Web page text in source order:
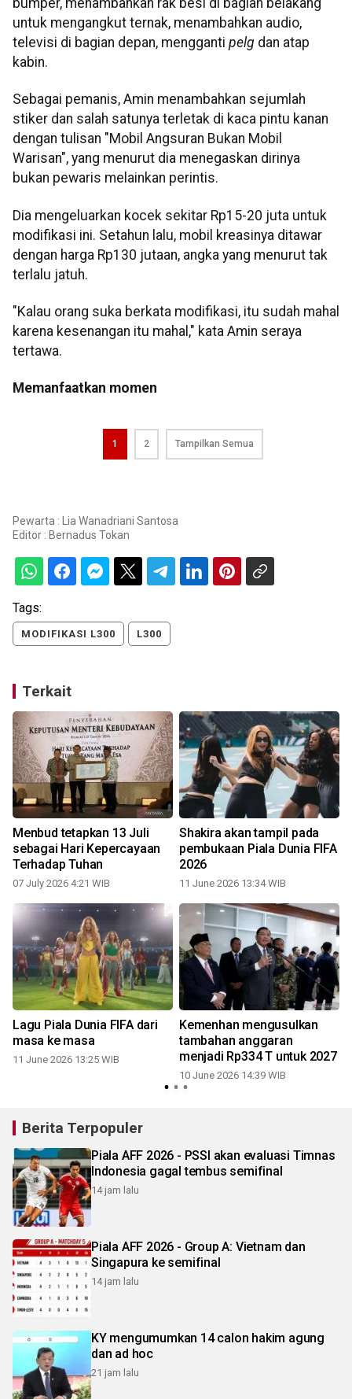
untuk mengangkut ternak, menambahkan audio,
televisi di bagian depan, mengganti pelg dan atap
kabin.
Sebagai pemanis, Amin menambahkan sejumlah
stiker dan salah satunya terletak di kaca pintu kanan
dengan tulisan "Mobil Angsuran Bukan Mobil
Warisan", yang menurut dia menegaskan dirinya
bukan pewaris melainkan perintis.
Dia mengeluarkan kocek sekitar Rp15-20 juta untuk
modifikasi ini. Setahun lalu, mobil kreasinya ditawar
dengan harga Rp130 jutaan, angka yang menurut tak
terlalu jatuh.
"Kalau orang suka berkata modifikasi, itu sudah mahal
karena kesenangan itu mahal," kata Amin seraya
tertawa.
Memanfaatkan momen
1 2 Tampilkan Semua
Pewarta : Lia Wanadriani Santosa
Editor : Bernadus Tokan
Tags:
MODIFIKASI L300 L300
Terkait
Menbud tetapkan 13 Juli
sebagai Hari Kepercayaan
Terhadap Tuhan
07 July 2026 4:21 WIB
Shakira akan tampil pada
pembukaan Piala Dunia FIFA
2026
11 June 2026 13:34 WIB
Lagu Piala Dunia FIFA dari
masa ke masa
11 June 2026 13:25 WIB
Kemenhan mengusulkan
tambahan anggaran
menjadi Rp334 T untuk 2027
10 June 2026 14:39 WIB
Berita Terpopuler
Piala AFF 2026 - PSSI akan evaluasi Timnas
Indonesia gagal tembus semifinal
14 jam lalu
Piala AFF 2026 - Group A: Vietnam dan
Singapura ke semifinal
14 jam lalu
KY mengumumkan 14 calon hakim agung
dan ad hoc
21 jam lalu